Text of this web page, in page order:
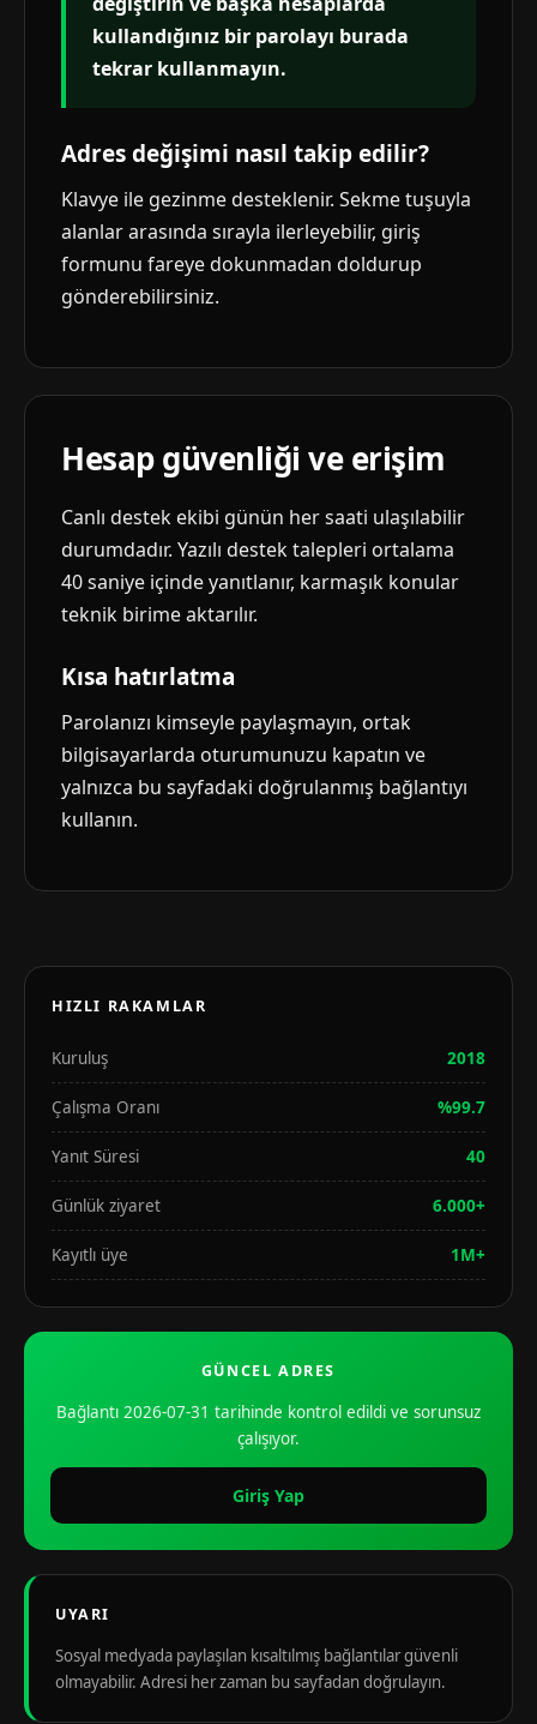
kullandığınız bir parolayı burada
tekrar kullanmayın.
Adres değişimi nasıl takip edilir?
Klavye ile gezinme desteklenir. Sekme tuşuyla
alanlar arasında sırayla ilerleyebilir, giriş
formunu fareye dokunmadan doldurup
gönderebilirsiniz.
Hesap güvenliği ve erişim
Canlı destek ekibi günün her saati ulaşılabilir
durumdadır. Yazılı destek talepleri ortalama
40 saniye içinde yanıtlanır, karmaşık konular
teknik birime aktarılır.
Kısa hatırlatma
Parolanızı kimseyle paylaşmayın, ortak
bilgisayarlarda oturumunuzu kapatın ve
yalnızca bu sayfadaki doğrulanmış bağlantıyı
kullanın.
HIZLI RAKAMLAR
Kuruluş 2018
Çalışma Oranı %99.7
Yanıt Süresi 40
Günlük ziyaret 6.000+
Kayıtlı üye 1M+
GÜNCEL ADRES
Bağlantı 2026-07-31 tarihinde kontrol edildi ve sorunsuz
çalışıyor.
Giriş Yap
UYARI
Sosyal medyada paylaşılan kısaltılmış bağlantılar güvenli
olmayabilir. Adresi her zaman bu sayfadan doğrulayın.